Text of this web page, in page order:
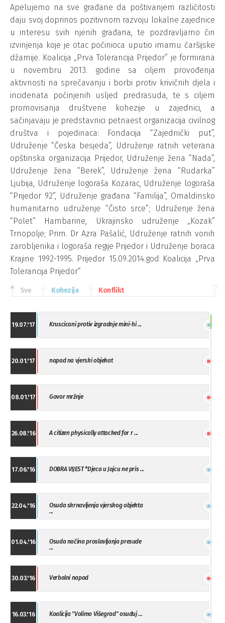
Apelujemo na sve građane da poštivanjem različitosti
daju svoj doprinos pozitivnom razvoju lokalne zajednice
u interesu svih njenih građana, te pozdravljamo čin
izvinjenja koje je otac počinioca uputio imamu čaršijske
džamije. Koalicija „Prva Tolerancija Prijedor” je formirana
u novembru 2013. godine sa ciljem provođenja
aktivnosti na sprečavanju i borbi protiv krivičnih djela i
incidenata počinjenih usljed predrasuda, te s ciljem
promovisanja društvene kohezije u zajednici, a
sačinjavaju je predstavnici petnaest organizacija civilnog
društva i pojedinaca: Fondacija “Zajednički put”,
Udruženje “Česka besjeda”, Udruženje ratnih veterana
opštinska organizacija Prijedor, Udruženje žena “Nada”,
Udruženje žena “Berek”, Udruženje žena “Rudarka”
Ljubija, Udruženje logoraša Kozarac, Udruženje logoraša
“Prijedor 92”, Udruženje građana “Familija”, Omaldinsko
humanitarno udruženje “Čisto srce”; Udruženje žena
“Polet” Hambarine, Ukrajinsko udruženje „Kozak”
Trnopolje; Prim. Dr Azra Pašalić, Udruženje ratnih vonih
zarobljenika i logoraša regije Prijedor i Udruženje boraca
Krajine 1992-1995. Prijedor 15.09.2014.god Koalicija „Prva
Tolerancija Prijedor“
Sve Kohezija Konflikt
19.07.'17 Kruscicani protiv izgradnje mini-hi ...
20.01.'17 napad na vjerski objekat
08.01.'17 Govor mržnje
26.08.'16 A citizen physically attacked for r ...
17.06.'16 DOBRA VIJEST *Djeca u Jajcu ne pris ...
22.04.'16
Osuda skrnavljenja vjerskog objekta
...
01.04.'16
Osuda načina proslavljanja presude
...
30.03.'16 Verbalni napad
16.03.'16 Koalicija "Volimo Višegrad" osuđuj ...